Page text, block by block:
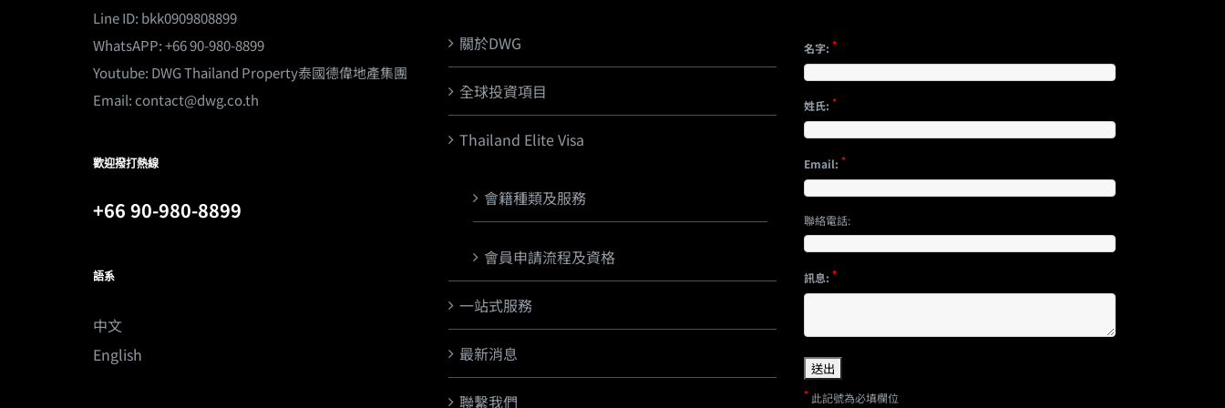
Line ID: bkk0909808899
WhatsAPP: +66 90-980-8899
Youtube: DWG Thailand Property泰國德偉地產集團
Email:contact@dwg.co.th
歡迎撥打熱線
+66 90-980-8899
語系
中文
English
關於DWG
全球投資項目
Thailand Elite Visa
會籍種類及服務
會員申請流程及資格
一站式服務
最新消息
聯繫我們
名字: *
姓氏: *
Email: *
聯絡電話:
訊息: *
* 此記號為必填欄位